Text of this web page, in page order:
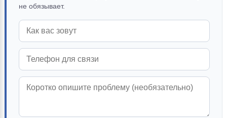
не обязывает.